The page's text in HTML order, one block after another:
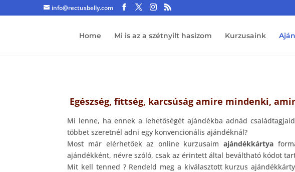
info@rectusbelly.com
Home Mi is az a szétnyilt hasizom Kurzusaink
Egészség, fittség, karcsúság amire mindenki,
Mi lenne, ha ennek a lehetőségét ajándékba adnád
többet szeretnél adni egy konvencionális ajándéknál?
Most már elérhetőek az online kurzusaimajándékkártya
ajándékként, névre szóló, csak az érintett által beváltható kódot
Mit kell tenned ? Rendeld meg a kiválasztott kurzus